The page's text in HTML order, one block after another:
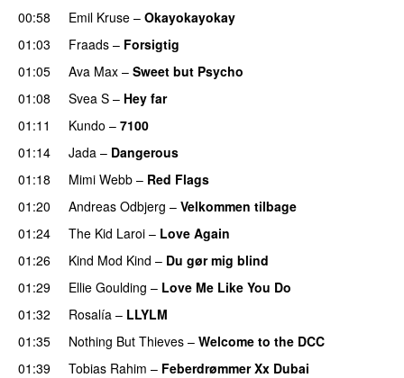
00:58 Emil Kruse – Okayokayokay
01:03
Fraads – Forsigtig
01:05
Ava Max – Sweet but Psycho
01:08
Svea S – Hey far
01:11 Kundo – 7100
01:14
Jada – Dangerous
01:18
Mimi Webb – Red Flags
01:20
Andreas Odbjerg – Velkommen tilbage
01:24
The Kid Laroi – Love Again
01:26
Kind Mod Kind – Du gør mig blind
01:29 Ellie Goulding – Love Me Like You Do
01:32
Rosalía – LLYLM
01:35 Nothing But Thieves – Welcome to the DCC
01:39 Tobias Rahim – Feberdrømmer Xx Dubai